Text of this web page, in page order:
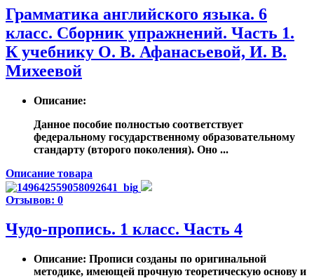
Грамматика английского языка. 6
класс. Сборник упражнений. Часть 1.
К учебнику О. В. Афанасьевой, И. В.
Михеевой
Описание:
Данное пособие полностью соответствует
федеральному государственному образовательному
стандарту (второго поколения). Оно ...
Описание товара
Отзывов: 0
Чудо-пропись. 1 класс. Часть 4
Описание: Прописи созданы по оригинальной
методике, имеющей прочную теоретическую основу и